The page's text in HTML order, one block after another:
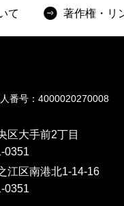
て 著作権・リ
番号：4000020270008
区大手前2丁目
0351
江区南港北1-14-16
0351